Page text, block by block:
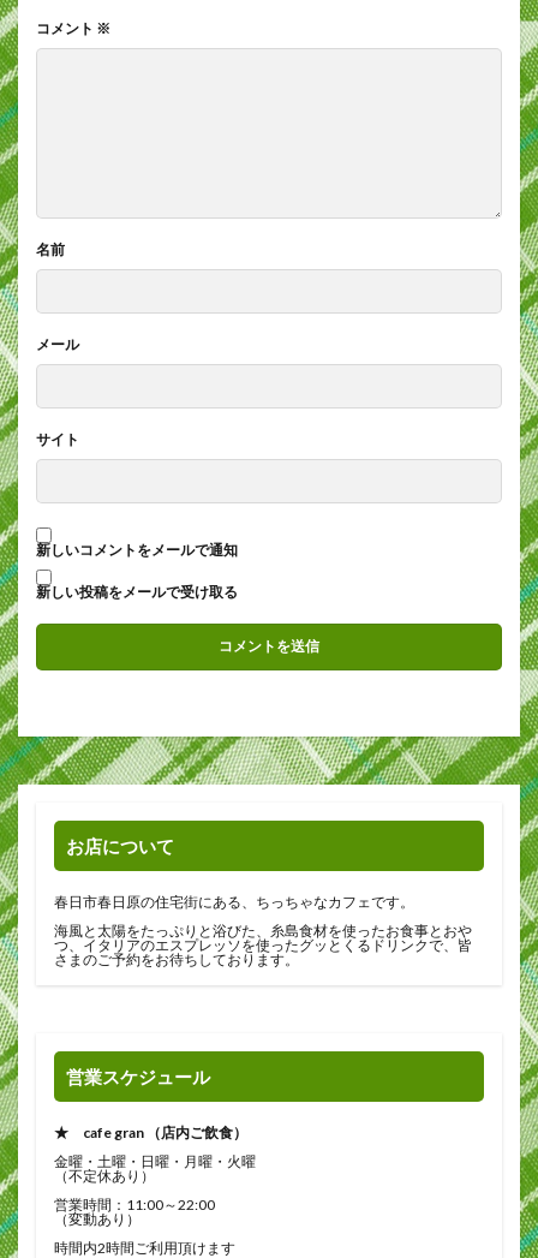
コメント ※
名前
メール
サイト
新しいコメントをメールで通知
新しい投稿をメールで受け取る
お店について
春日市春日原の住宅街にある、ちっちゃなカフェです。
海風と太陽をたっぷりと浴びた、糸島食材を使ったお食事とおや
つ、イタリアのエスプレッソを使ったグッとくるドリンクで、皆
さまのご予約をお待ちしております。
営業スケジュール
★ cafe gran （店内ご飲食）
金曜・土曜・日曜・月曜・火曜
（不定休あり）
営業時間：11:00～22:00
（変動あり）
時間内2時間ご利用頂けます